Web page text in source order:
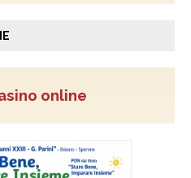
online